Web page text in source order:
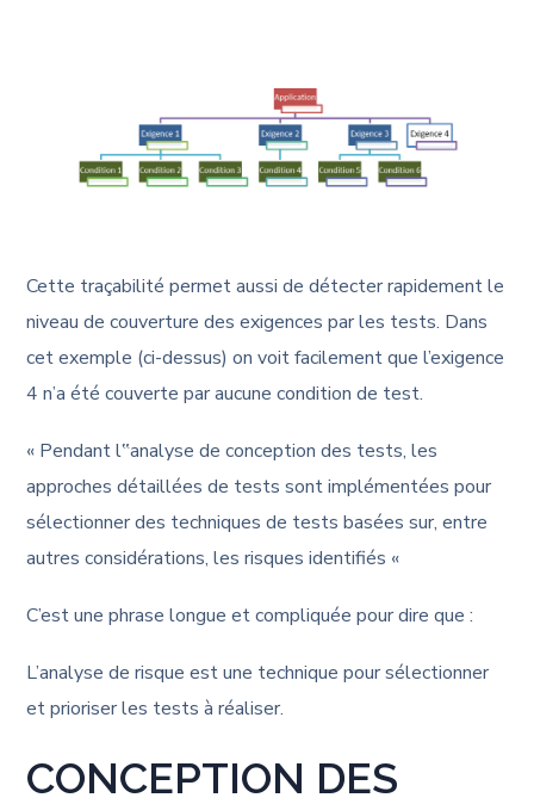
Cette traçabilité permet aussi de détecter rapidement le
niveau de couverture des exigences par les tests. Dans
cet exemple (ci-dessus) on voit facilement que l’exigence
4 n’a été couverte par aucune condition de test.
« Pendant l‟analyse de conception des tests, les
approches détaillées de tests sont implémentées pour
sélectionner des techniques de tests basées sur, entre
autres considérations, les risques identifiés «
C’est une phrase longue et compliquée pour dire que :
L’analyse de risque est une technique pour sélectionner
et prioriser les tests à réaliser.
CONCEPTION DES